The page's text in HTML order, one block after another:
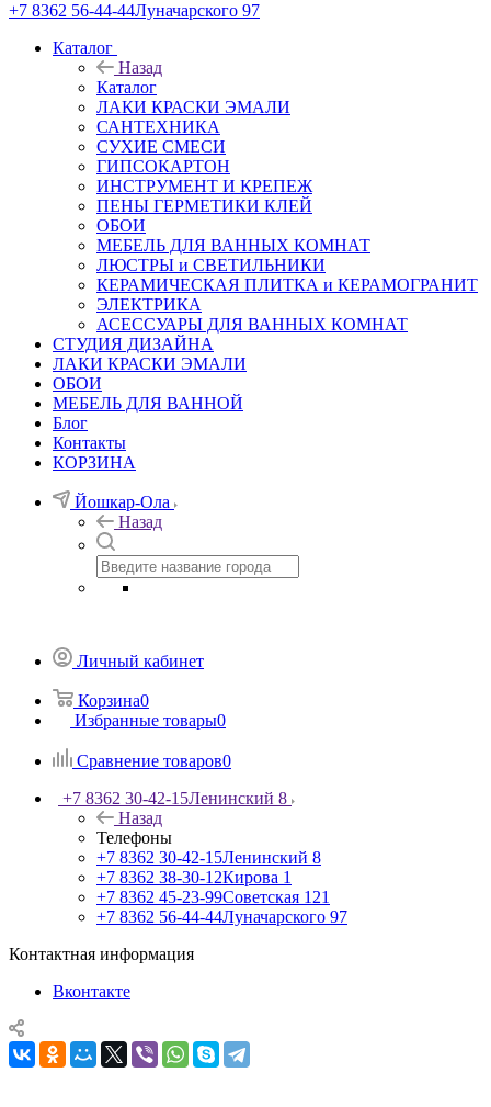
+7 8362 56-44-44Луначарского 97
Каталог
Назад
Каталог
ЛАКИ КРАСКИ ЭМАЛИ
САНТЕХНИКА
СУХИЕ СМЕСИ
ГИПСОКАРТОН
ИНСТРУМЕНТ И КРЕПЕЖ
ПЕНЫ ГЕРМЕТИКИ КЛЕЙ
ОБОИ
МЕБЕЛЬ ДЛЯ ВАННЫХ КОМНАТ
ЛЮСТРЫ и СВЕТИЛЬНИКИ
КЕРАМИЧЕСКАЯ ПЛИТКА и КЕРАМОГРАНИТ
ЭЛЕКТРИКА
АСЕССУАРЫ ДЛЯ ВАННЫХ КОМНАТ
СТУДИЯ ДИЗАЙНА
ЛАКИ КРАСКИ ЭМАЛИ
ОБОИ
МЕБЕЛЬ ДЛЯ ВАННОЙ
Блог
Контакты
КОРЗИНА
Йошкар-Ола
Назад
Личный кабинет
Корзина0
Избранные товары0
Сравнение товаров0
+7 8362 30-42-15Ленинский 8
Назад
Телефоны
+7 8362 30-42-15Ленинский 8
+7 8362 38-30-12Кирова 1
+7 8362 45-23-99Советская 121
+7 8362 56-44-44Луначарского 97
Контактная информация
Вконтакте